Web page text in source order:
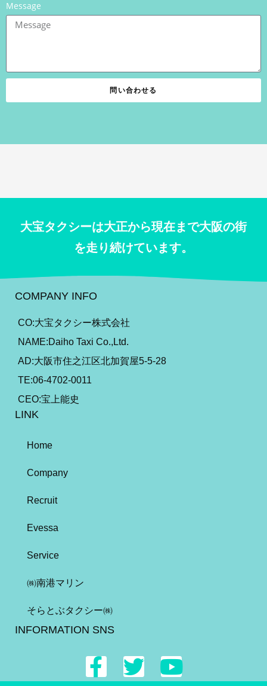
Message
問い合わせる
大宝タクシーは大正から現在まで大阪の街
を走り続けています。
COMPANY INFO
CO:大宝タクシー株式会社
NAME:Daiho Taxi Co.,Ltd.
AD:大阪市住之江区北加賀屋5-5-28
TE:06-4702-0011
CEO:宝上能史
LINK
Home
Company
Recruit
Evessa
Service
㈱南港マリン
そらとぶタクシー㈱
INFORMATION SNS